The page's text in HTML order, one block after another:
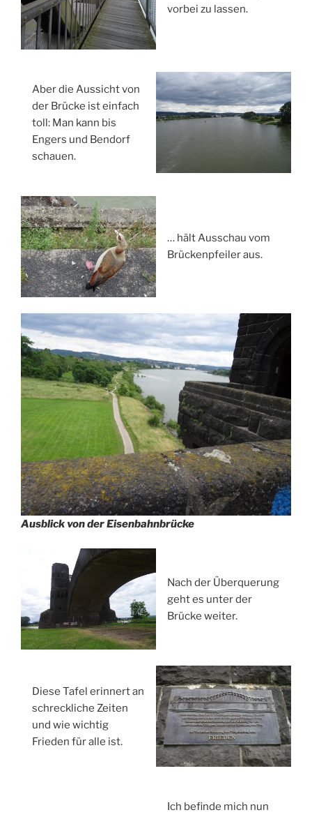
vorbei zu lassen.
Aber die Aussicht von
der Brücke ist einfach
toll: Man kann bis
Engers und Bendorf
schauen.
… hält Ausschau vom
Brückenpfeiler aus.
Ausblick von der Eisenbahnbrücke
Nach der Überquerung
geht es unter der
Brücke weiter.
Diese Tafel erinnert an
schreckliche Zeiten
und wie wichtig
Frieden für alle ist.
Ich befinde mich nun